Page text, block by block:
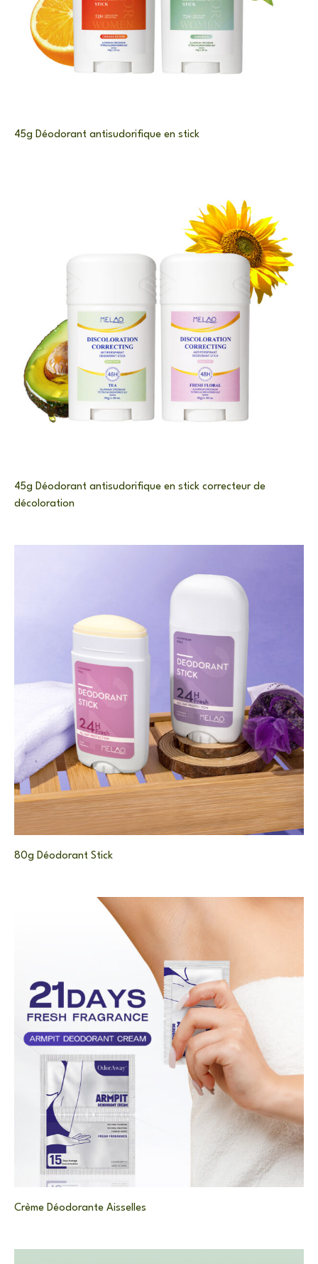
45g Déodorant antisudorifique en stick
45g Déodorant antisudorifique en stick correcteur de
décoloration
80g Déodorant Stick
Crème Déodorante Aisselles